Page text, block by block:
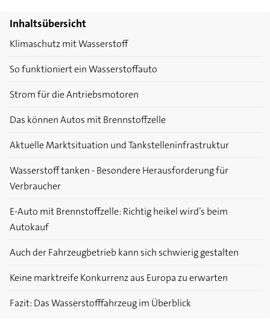
Inhaltsübersicht
Klimaschutz mit Wasserstoff
So funktioniert ein Wasserstoffauto
Strom für die Antriebsmotoren
Das können Autos mit Brennstoffzelle
Aktuelle Marktsituation und Tankstelleninfrastruktur
Wasserstoff tanken - Besondere Herausforderung für
Verbraucher
E-Auto mit Brennstoffzelle: Richtig heikel wird’s beim
Autokauf
Auch der Fahrzeugbetrieb kann sich schwierig gestalten
Keine marktreife Konkurrenz aus Europa zu erwarten
Fazit: Das Wasserstofffahrzeug im Überblick